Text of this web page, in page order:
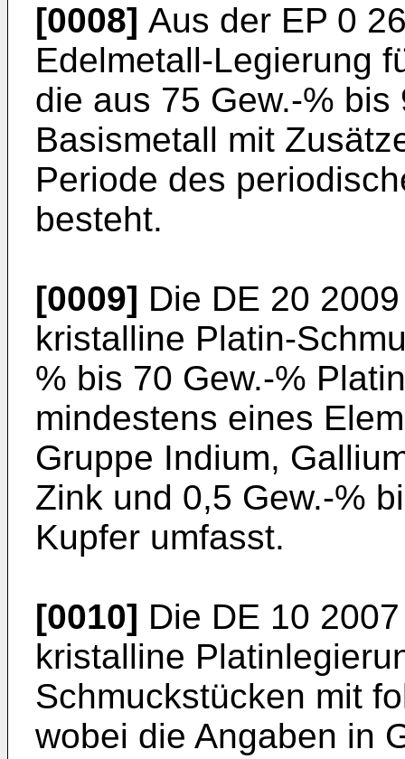
[0008] Aus der EP 0
Edelmetall-Legierung
die aus 75 Gew.-%
Basismetall mit
Periode des
besteht.
[0009] Die DE 20
kristalline Platin-
% bis 70 Gew.-%
mindestens eines
Gruppe Indium,
Zink und 0,5 Gew.-%
Kupfer umfasst.
[0010] Die DE 10
kristalline
Schmuckstücken mit
wobei die Angaben in